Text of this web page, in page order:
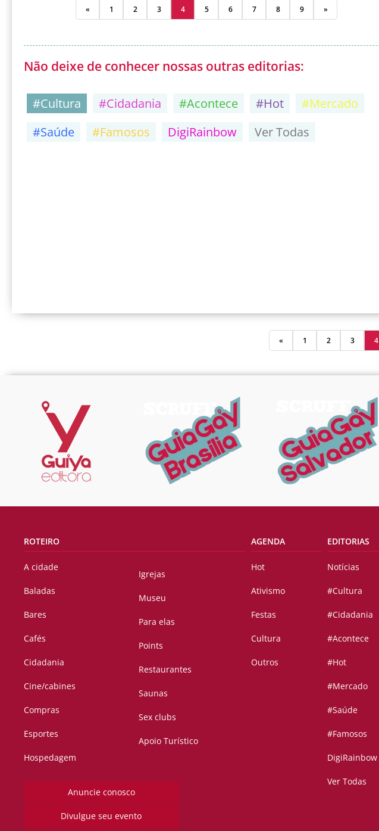
« 1 2 3 4 5 6 7 8 9 »
Não deixe de conhecer nossas outras editorias:
#Cultura #Cidadania #Acontece #Hot
#Mercado
#Saúde
#Famosos DigiRainbow Ver Todas
« 1 2 3 4
ROTEIRO
A cidade
Baladas
Bares
Cafés
Cidadania
Cine/cabines
Compras
Esportes
Hospedagem
Igrejas
Museu
Para elas
Points
Restaurantes
Saunas
Sex clubs
Apoio Turístico
Anuncie conosco
Divulgue seu evento
AGENDA
Hot
Ativismo
Festas
Cultura
Outros
EDITORIAS
Notícias
#Cultura
#Cidadania
#Acontece
#Hot
#Mercado
#Saúde
#Famosos
DigiRainbow
Ver Todas